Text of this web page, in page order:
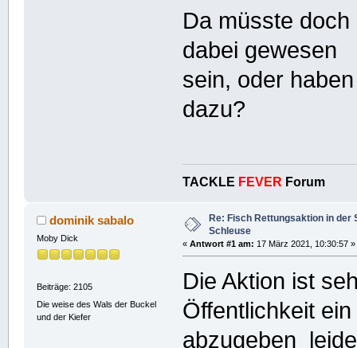
Da müsste
dabei gewesen
sein, oder
dazu?
TACKLE FEVER Forum
dominik sabalo
Moby Dick
Beiträge: 2105
Die weise des Wals der Buckel
und der Kiefer
Re: Fisch Rettungsaktion in der
Schleuse
«Antwort #1 am: 17 März 2021, 10:30:57 »
Die Aktion ist
Öffentlichkeit
abzugeben